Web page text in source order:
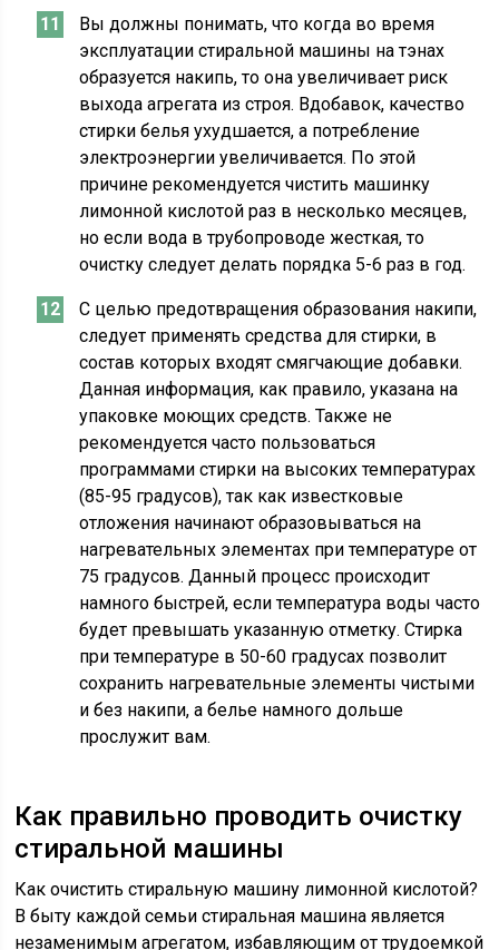
Вы должны понимать, что когда во время
эксплуатации стиральной машины на тэнах
образуется накипь, то она увеличивает риск
выхода агрегата из строя. Вдобавок, качество
стирки белья ухудшается, а потребление
электроэнергии увеличивается. По этой
причине рекомендуется чистить машинку
лимонной кислотой раз в несколько месяцев,
но если вода в трубопроводе жесткая, то
очистку следует делать порядка 5-6 раз в год.
С целью предотвращения образования накипи,
следует применять средства для стирки, в
состав которых входят смягчающие добавки.
Данная информация, как правило, указана на
упаковке моющих средств. Также не
рекомендуется часто пользоваться
программами стирки на высоких температурах
(85-95 градусов), так как известковые
отложения начинают образовываться на
нагревательных элементах при температуре от
75 градусов. Данный процесс происходит
намного быстрей, если температура воды часто
будет превышать указанную отметку. Стирка
при температуре в 50-60 градусах позволит
сохранить нагревательные элементы чистыми
и без накипи, а белье намного дольше
прослужит вам.
Как правильно проводить очистку
стиральной машины
Как очистить стиральную машину лимонной кислотой?
В быту каждой семьи стиральная машина является
незаменимым агрегатом, избавляющим от трудоемкой